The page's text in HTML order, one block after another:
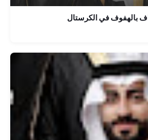
بالهفوف في الكرستال